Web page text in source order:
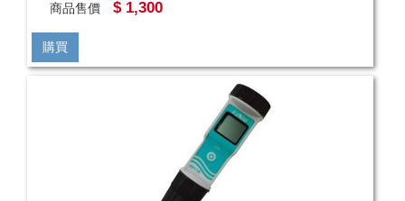
商品售價 $ 1,300
購買